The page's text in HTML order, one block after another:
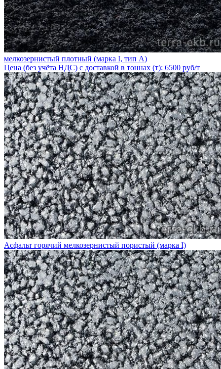
мелкозернистый плотный (марка I, тип А)
Цена (без учёта НДС) с доставкой в тоннах (т): 6500 руб/т
Асфальт горячий мелкозернистый пористый (марка I)